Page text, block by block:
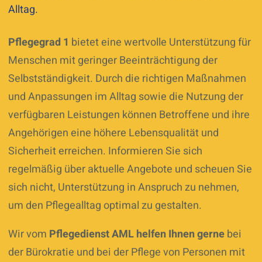
und nutzen Sie Selbsthilfegruppen oder
informieren und Ihre Pflegesituation regelmäßig zu
Alltag.
Pflegegrad 1 bietet eine wertvolle Unterstützung für
Menschen mit geringer Beeinträchtigung der
Selbstständigkeit. Durch die richtigen Maßnahmen
und Anpassungen im Alltag sowie die Nutzung der
verfügbaren Leistungen können Betroffene und ihre
Angehörigen eine höhere Lebensqualität und
Sicherheit erreichen. Informieren Sie sich
regelmäßig über aktuelle Angebote und scheuen Sie
sich nicht, Unterstützung in Anspruch zu nehmen,
um den Pflegealltag optimal zu gestalten.
Wir vom Pflegedienst AML helfen Ihnen gernebei
der Bürokratie und bei der Pflege von Personen mit